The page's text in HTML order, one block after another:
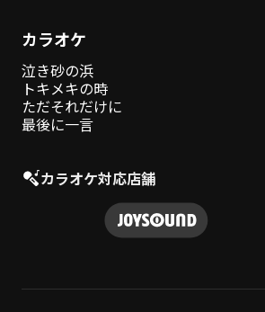
カラオケ
泣き砂の浜
トキメキの時
ただそれだけに
最後に一言
カラオケ対応店舗